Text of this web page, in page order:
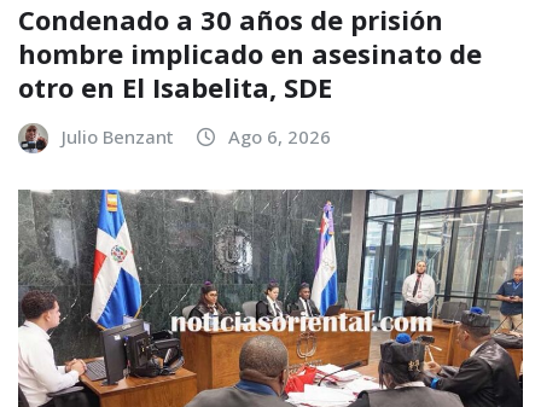
Condenado a 30 años de prisión
hombre implicado en asesinato de
otro en El Isabelita, SDE
Julio Benzant Ago 6, 2026